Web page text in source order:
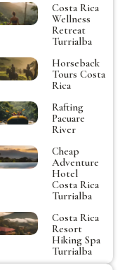
Costa Rica
Wellness
Retreat
Turrialba
Horseback
Tours Costa
Rica
Rafting
Pacuare
River
Cheap
Adventure
Hotel
Costa Rica
Turrialba
Costa Rica
Resort
Hiking Spa
Turrialba